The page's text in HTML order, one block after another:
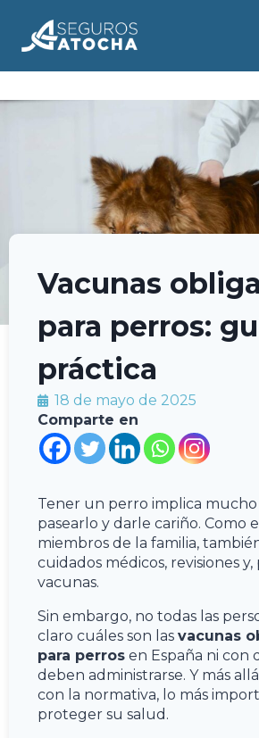
Vacunas
para perros:
práctica
18 de mayo de 2025
Comparte en
Tener un perro implica mucho
pasearlo y darle cariño. Como
miembros de la familia,
cuidados médicos, revisiones
vacunas.
Sin embargo, no todas las
claro cuáles son las vacunas
para perros en España ni con
deben administrarse. Y más
con la normativa, lo más
proteger su salud.